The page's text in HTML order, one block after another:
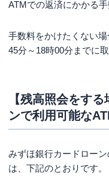
ATMでの返済にかかる手
手数料をかけたくない
45分～18時00分までに
【残高照会をす
ンで利用可能な
みずほ銀行カードロー
は、下記のとおりです。